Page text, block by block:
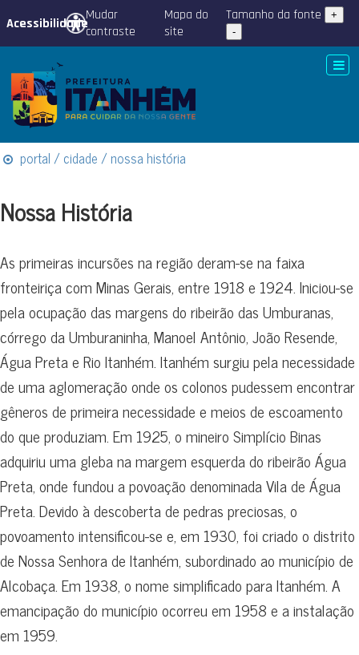
AcessibilidadeMudar
contraste
Mapa do
site
Tamanho da fonte
+
-
portal / cidade / nossa história
Nossa História
As primeiras incursões na região deram-se na faixa
fronteiriça com Minas Gerais, entre 1918 e 1924. Iniciou-se
pela ocupação das margens do ribeirão das Umburanas,
córrego da Umburaninha, Manoel Antônio, João Resende,
Água Preta e Rio Itanhém. Itanhém surgiu pela necessidade
de uma aglomeração onde os colonos pudessem encontrar
gêneros de primeira necessidade e meios de escoamento
do que produziam. Em 1925, o mineiro Simplício Binas
adquiriu uma gleba na margem esquerda do ribeirão Água
Preta, onde fundou a povoação denominada Vila de Água
Preta. Devido à descoberta de pedras preciosas, o
povoamento intensificou-se e, em 1930, foi criado o distrito
de Nossa Senhora de Itanhém, subordinado ao município de
Alcobaça. Em 1938, o nome simplificado para Itanhém. A
emancipação do município ocorreu em 1958 e a instalação
em 1959.